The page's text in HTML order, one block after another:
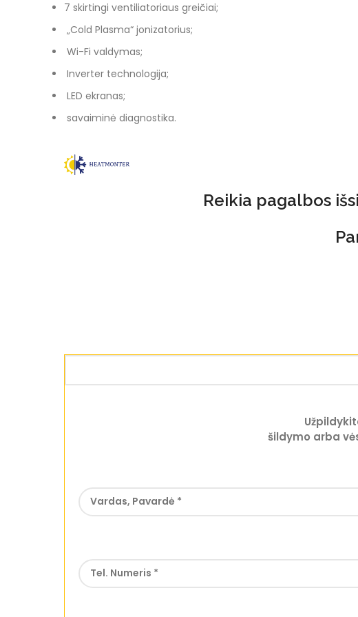
7 skirtingi ventiliatoriaus greičiai;
„Cold Plasma“ jonizatorius;
Wi-Fi valdymas;
Inverter technologija;
LED ekranas;
savaiminė diagnostika.
Reikia pagalbos
šildymo arba